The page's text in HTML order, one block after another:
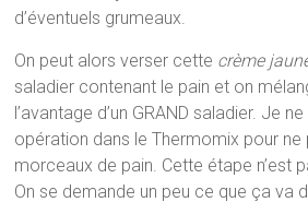
d’éventuels grumeaux.
On peut alors verser cette crème
saladier contenant le pain et on
l’avantage d’un GRAND saladier. Je
opération dans le Thermomix pour ne
morceaux de pain. Cette étape n’est
On se demande un peu ce que ça va